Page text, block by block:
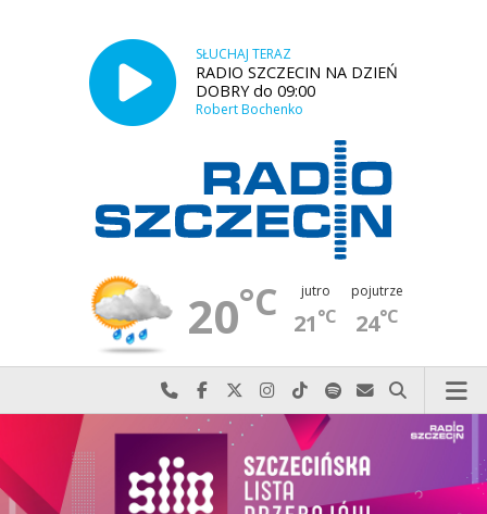
SŁUCHAJ TERAZ
RADIO SZCZECIN NA DZIEŃ
DOBRY do 09:00
Robert Bochenko
20°C jutro
21°C
pojutrze
24°C
Najlepiej po prostu do nas zadzwoń
Odwiedź nas na Facebook-u
Odwiedź nas na X
Odwiedź nas na Instagram-ie
Odwiedź nas na TikTok-u
Szukaj nas na Spotify
Wyślij do nas
Szukaj